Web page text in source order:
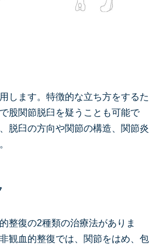
します。特徴的な立ち方をするた
股関節脱臼を疑うことも可能で
脱臼の方向や関節の構造、関節炎
整復の2種類の治療法がありま
観血的整復では、関節をはめ、包